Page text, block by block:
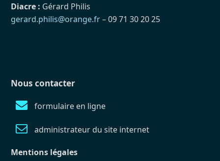
Diacre : Gérard Philis
gerard.philis@orange.fr– 09 71 30 20 25
Nous contacter
formulaire en ligne
administrateur du site internet
Mentions légales